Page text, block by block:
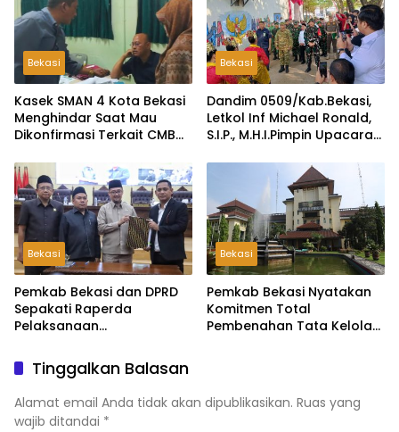
Bekasi
Kasek SMAN 4 Kota Bekasi
Menghindar Saat Mau
Dikonfirmasi Terkait CMB
Bekasi
Dandim 0509/Kab.Bekasi,
Letkol Inf Michael Ronald,
S.I.P., M.H.I.Pimpin Upacara
di Desa Wibawamulya
Bekasi
Pemkab Bekasi dan DPRD
Sepakati Raperda
Pelaksanaan
APBD 2025, Perkuat
Akuntabilitas Tata Kelola
Keuangan Daerah
Bekasi
Pemkab Bekasi Nyatakan
Komitmen Total
Pembenahan Tata Kelola
Tinggalkan Balasan
Alamat email Anda tidak akan dipublikasikan. Ruas yang
wajib ditandai *